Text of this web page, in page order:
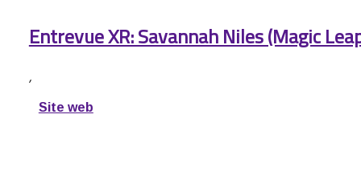
Entrevue XR: Savannah Niles (Magic
,
Site web